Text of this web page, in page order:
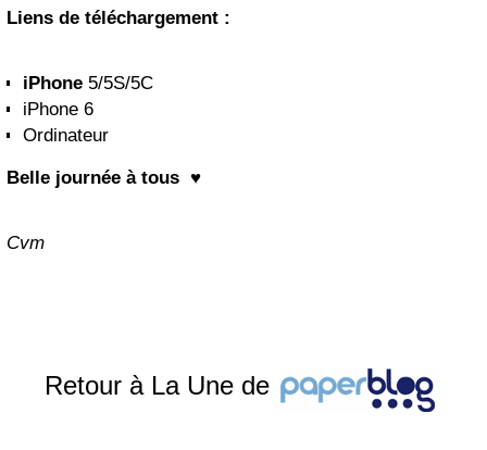
Liens de téléchargement :
iPhone 5/5S/5C
iPhone 6
Ordinateur
Belle journée à tous ♥
Cvm
Retour à La Une de